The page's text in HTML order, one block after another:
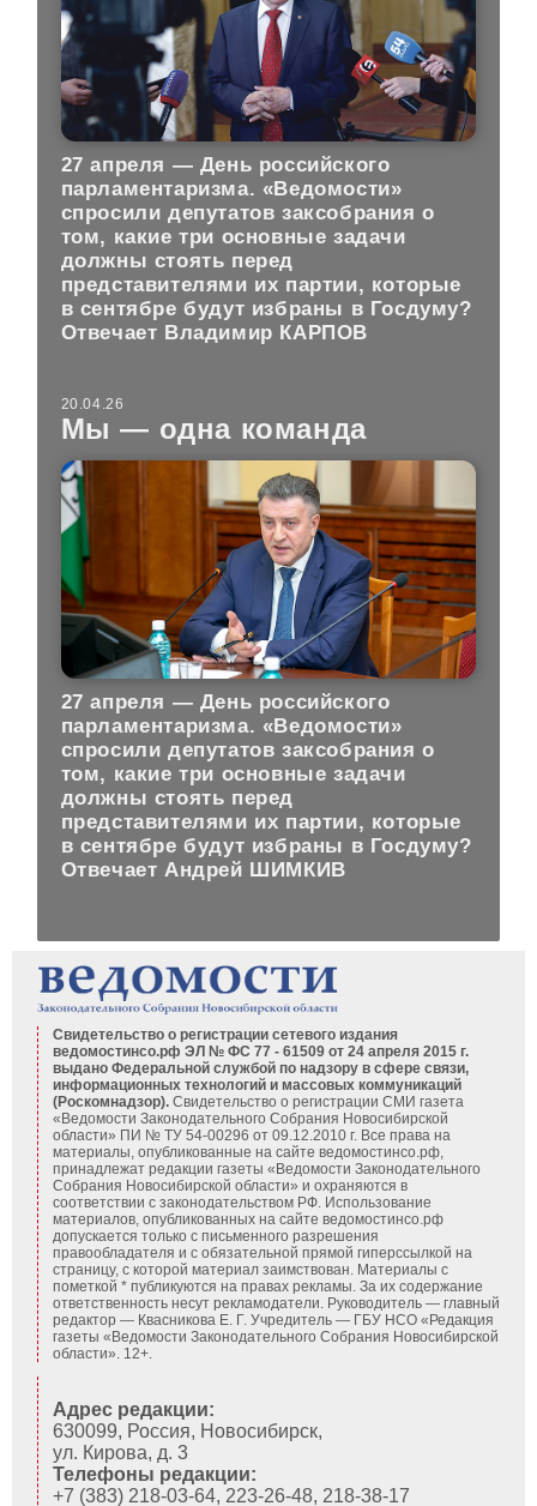
27 апреля — День российского
парламентаризма. «Ведомости»
спросили депутатов заксобрания о
том, какие три основные задачи
должны стоять перед
представителями их партии, которые
в сентябре будут избраны в Госдуму?
Отвечает Владимир КАРПОВ
20.04.26
Мы — одна команда
27 апреля — День российского
парламентаризма. «Ведомости»
спросили депутатов заксобрания о
том, какие три основные задачи
должны стоять перед
представителями их партии, которые
в сентябре будут избраны в Госдуму?
Отвечает Андрей ШИМКИВ
Свидетельство о регистрации сетевого издания
ведомостинсо.рф ЭЛ № ФС 77 - 61509 от 24 апреля 2015 г.
выдано Федеральной службой по надзору в сфере связи,
информационных технологий и массовых коммуникаций
(Роскомнадзор). Свидетельство о регистрации СМИ газета
«Ведомости Законодательного Собрания Новосибирской
области» ПИ № ТУ 54-00296 от 09.12.2010 г. Все права на
материалы, опубликованные на сайте ведомостинсо.рф,
принадлежат редакции газеты «Ведомости Законодательного
Собрания Новосибирской области» и охраняются в
соответствии с законодательством РФ. Использование
материалов, опубликованных на сайте ведомостинсо.рф
допускается только с письменного разрешения
правообладателя и с обязательной прямой гиперссылкой на
страницу, с которой материал заимствован. Материалы с
пометкой * публикуются на правах рекламы. За их содержание
ответственность несут рекламодатели. Руководитель — главный
редактор — Квасникова Е. Г. Учредитель — ГБУ НСО «Редакция
газеты «Ведомости Законодательного Собрания Новосибирской
области». 12+.
Адрес редакции:
630099, Россия, Новосибирск,
ул. Кирова, д. 3
Телефоны редакции:
+7 (383) 218-03-64, 223-26-48, 218-38-17